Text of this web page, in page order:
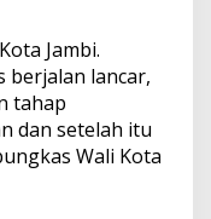
Jambi.
berjalan lancar,
tahap
dan setelah itu
Wali Kota